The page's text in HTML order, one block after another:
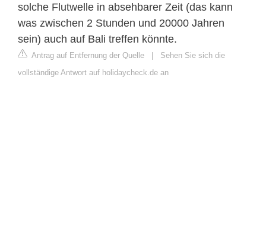
solche Flutwelle in absehbarer Zeit (das kann
was zwischen 2 Stunden und 20000 Jahren
sein) auch auf Bali treffen könnte.
Antrag auf Entfernung der Quelle | Sehen Sie sich die
vollständige Antwort auf holidaycheck.de an